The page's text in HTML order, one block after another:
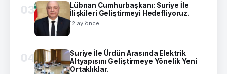
03
Lübnan Cumhurbaşkanı: Suriye İle
İlişkileri Geliştirmeyi Hedefliyoruz.
12 ay önce
04
Suriye İle Ürdün Arasında Elektrik
Altyapısını Geliştirmeye Yönelik Yeni
Ortaklıklar.